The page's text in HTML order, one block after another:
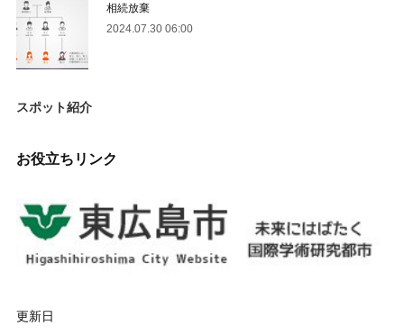
相続放棄
2024.07.30 06:00
スポット紹介
お役立ちリンク
更新日